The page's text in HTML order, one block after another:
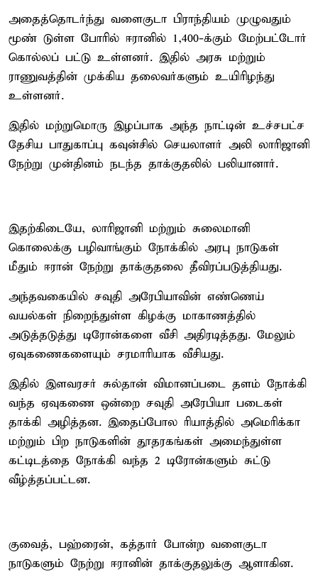
அதைத்தொடர்ந்து வளைகுடா பிராந்தியம் முழுவதும்
மூண் டுள்ள போரில் ஈரானில் 1,400-க்கும் மேற்பட்டோர்
கொல்லப் பட்டு உள்ளனர். இதில் அரசு மற்றும்
ராணுவத்தின் முக்கிய தலைவர்களும் உயிரிழந்து
உள்ளனர்.
இதில் மற்றுமொரு இழப்பாக அந்த நாட்டின் உச்சபட்ச
தேசிய பாதுகாப்பு கவுன்சில் செயலாளர் அலி லாரிஜானி
நேற்று முன்தினம் நடந்த தாக்குதலில் பலியானார்.
இதற்கிடையே, லாரிஜானி மற்றும் சுலைமானி
கொலைக்கு பழிவாங்கும் நோக்கில் அரபு நாடுகள்
மீதும் ஈரான் நேற்று தாக்குதலை தீவிரப்படுத்தியது.
அந்தவகையில் சவுதி அரேபியாவின் எண்ணெய்
வயல்கள் நிறைந்துள்ள கிழக்கு மாகாணத்தில்
அடுத்தடுத்து டிரோன்களை வீசி அதிரடித்தது. மேலும்
ஏவுகணைகளையும் சரமாரியாக வீசியது.
இதில் இளவரசர் சுல்தான் விமானப்படை தளம் நோக்கி
வந்த ஏவுகணை ஒன்றை சவுதி அரேபியா படைகள்
தாக்கி அழித்தன. இதைப்போல ரியாத்தில் அமெரிக்கா
மற்றும் பிற நாடுகளின் தூதரகங்கள் அமைந்துள்ள
கட்டிடத்தை நோக்கி வந்த 2 டிரோன்களும் சுட்டு
வீழ்த்தப்பட்டன.
குவைத், பஹ்ரைன், கத்தார் போன்ற வளைகுடா
நாடுகளும் நேற்று ஈரானின் தாக்குதலுக்கு ஆளாகின.